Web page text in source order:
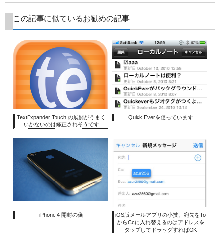
この記事に似ているお勧めの記事
TextExpander Touch の展開がうまく
いかないのは修正されそうです
Quick Everを使っています
iPhone 4 開封の儀
iOS版メールアプリの小技、宛先をTo
からCcに入れ替えるのはアドレスを
タップしてドラッグすればOK